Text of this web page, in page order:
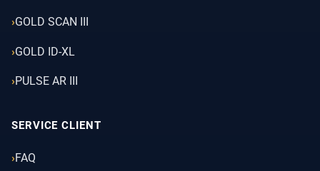
GOLD SCAN III
GOLD ID-XL
PULSE AR III
SERVICE CLIENT
FAQ